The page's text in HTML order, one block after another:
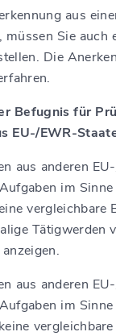
aus
müssen Sie
Die
Befugnis für
EU-/EWR-
aus anderen
im
vergleichbare
Tätigwerden
aus anderen
im